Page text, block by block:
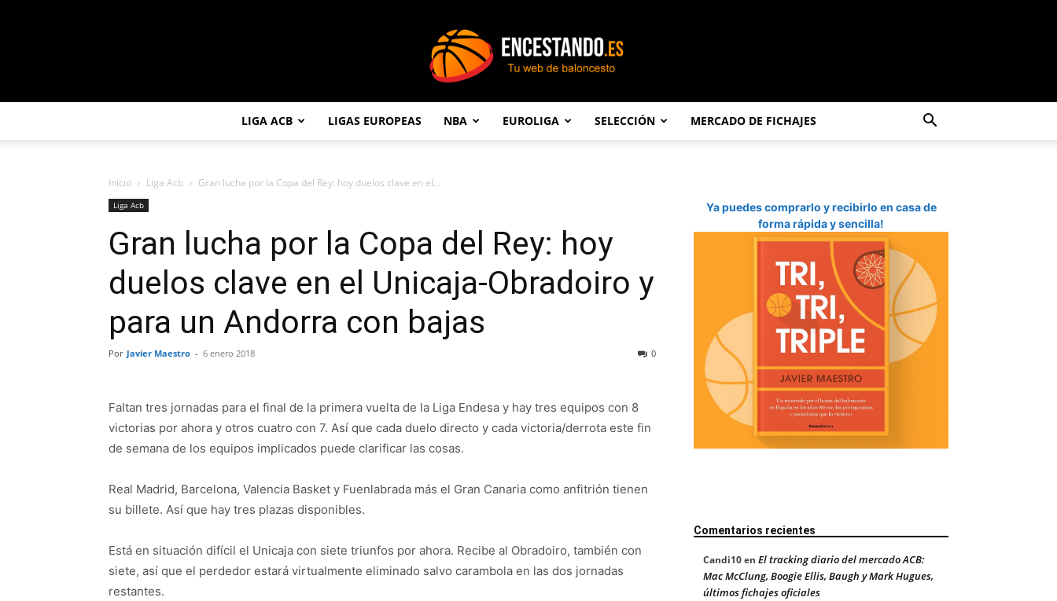
LIGA ACB LIGAS EUROPEAS NBA EUROLIGA SELECCIÓN MERCADO DE FICHAJES
Inicio Liga Acb Gran lucha por la Copa del Rey: hoy duelos clave en el...
Liga Acb
Gran lucha por la Copa del Rey: hoy
duelos clave en el Unicaja-Obradoiro y
para un Andorra con bajas
Por Javier Maestro - 6 enero 2018 0
Faltan tres jornadas para el final de la primera vuelta de la Liga Endesa y hay tres equipos con 8
victorias por ahora y otros cuatro con 7. Así que cada duelo directo y cada victoria/derrota este fin
de semana de los equipos implicados puede clarificar las cosas.
Real Madrid, Barcelona, Valencia Basket y Fuenlabrada más el Gran Canaria como anfitrión tienen
su billete. Así que hay tres plazas disponibles.
Está en situación difícil el Unicaja con siete triunfos por ahora. Recibe al Obradoiro, también con
siete, así que el perdedor estará virtualmente eliminado salvo carambola en las dos jornadas
restantes.
Ya puedes comprarlo y recibirlo en casa de
forma rápida y sencilla!
Comentarios recientes
Candi10en El tracking diario del mercado ACB:
Mac McClung, Boogie Ellis, Baugh y Mark Hugues,
últimos fichajes oficiales